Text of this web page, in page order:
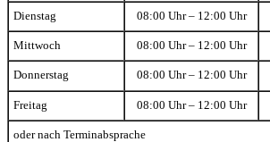
Dienstag 08:00 Uhr – 12:00 Uhr
Mittwoch 08:00 Uhr – 12:00 Uhr
Donnerstag 08:00 Uhr – 12:00 Uhr
Freitag 08:00 Uhr – 12:00 Uhr
oder nach Terminabsprache